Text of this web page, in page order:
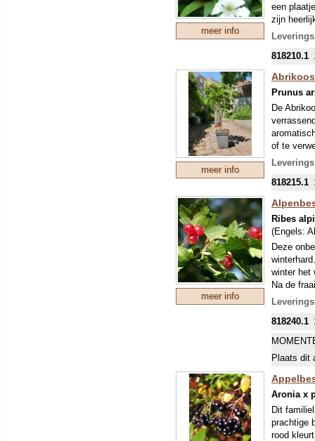
meer info
een
zijn
etc. De
de plant
818210.1
meer info
Prunus
De
of te
In het
1,5 tot 2
818215.1
meer info
Ribes
(Engels:
Deze
winter het
Na de
prachtige
818240.1
Plaats dit
Aronia x
Dit
prachtige
rood